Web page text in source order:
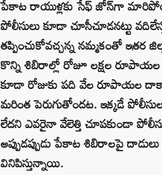
పేకాట రాయుళ్లకు సేఫ్ జోన్‌గా
పోలీసులు కూడా చూసీచూడనట్టు
తప్పించుకోవచ్చన్న నమ్మకంతో ఇతర
కొన్ని శిబిరాల్లో రోజూ లక్షల రూపాయల
కూడా రోజుకు పది వేల రూపాయల దాకా
మరింత పెరుగుతోందట. ఇక్కడే
లేదని ఎవరైనా వేలెత్తి చూపకుండా
అప్పుడప్పుడు పేకాట శిబిరాలపై
వినిపిస్తున్నాయి.